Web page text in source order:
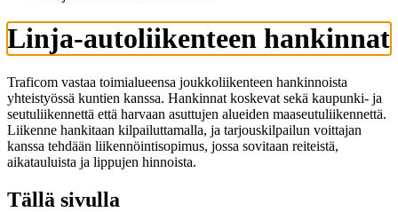
Linja-autoliikenteen hankinnat
Traficom vastaa toimialueensa joukkoliikenteen hankinnoista
yhteistyössä kuntien kanssa. Hankinnat koskevat sekä kaupunki- ja
seutuliikennettä että harvaan asuttujen alueiden maaseutuliikennettä.
Liikenne hankitaan kilpailuttamalla, ja tarjouskilpailun voittajan
kanssa tehdään liikennöintisopimus, jossa sovitaan reiteistä,
aikatauluista ja lippujen hinnoista.
Tällä sivulla